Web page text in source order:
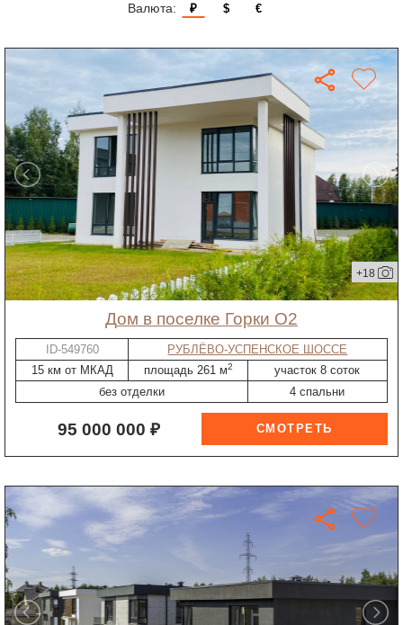
Валюта: ₽ $ €
+18
дом в поселке Горки О2
ID-549760
РУБЛЁВО-УСПЕНСКОЕ ШОССЕ
15 км от МКАД
площадь 261 м2
участок 8 соток
без отделки
4 спальни
95 000 000 ₽